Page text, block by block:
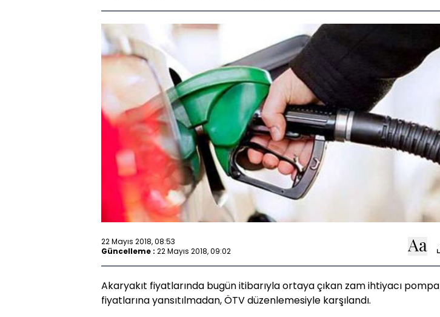
22 Mayıs 2018, 08:53
Güncelleme : 22 Mayıs 2018, 09:02
Akaryakıt fiyatlarında bugün itibarıyla ortaya çıkan zam ihtiyacı pompa
fiyatlarına yansıtılmadan, ÖTV düzenlemesiyle karşılandı.